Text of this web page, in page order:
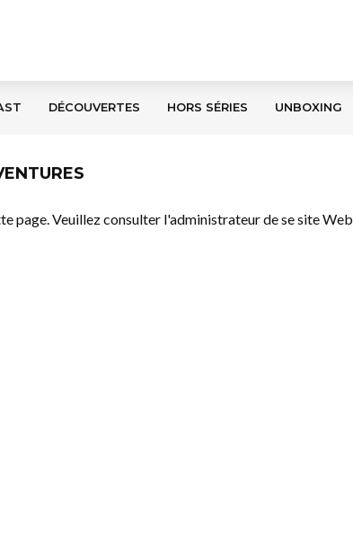
DÉCOUVERTES HORS SÉRIES UNBOXING
page. Veuillez consulter l'administrateur de se site